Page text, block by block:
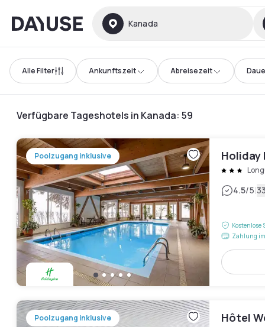
Dayuse Kanada
Alle Filter Ankunftszeit Abreisezeit
Verfügbare Tageshotels in Kanada: 59
Poolzugang inklusive Holiday
4.5/5|
Kostenlose
Zahlung
Poolzugang inklusive Hôtel